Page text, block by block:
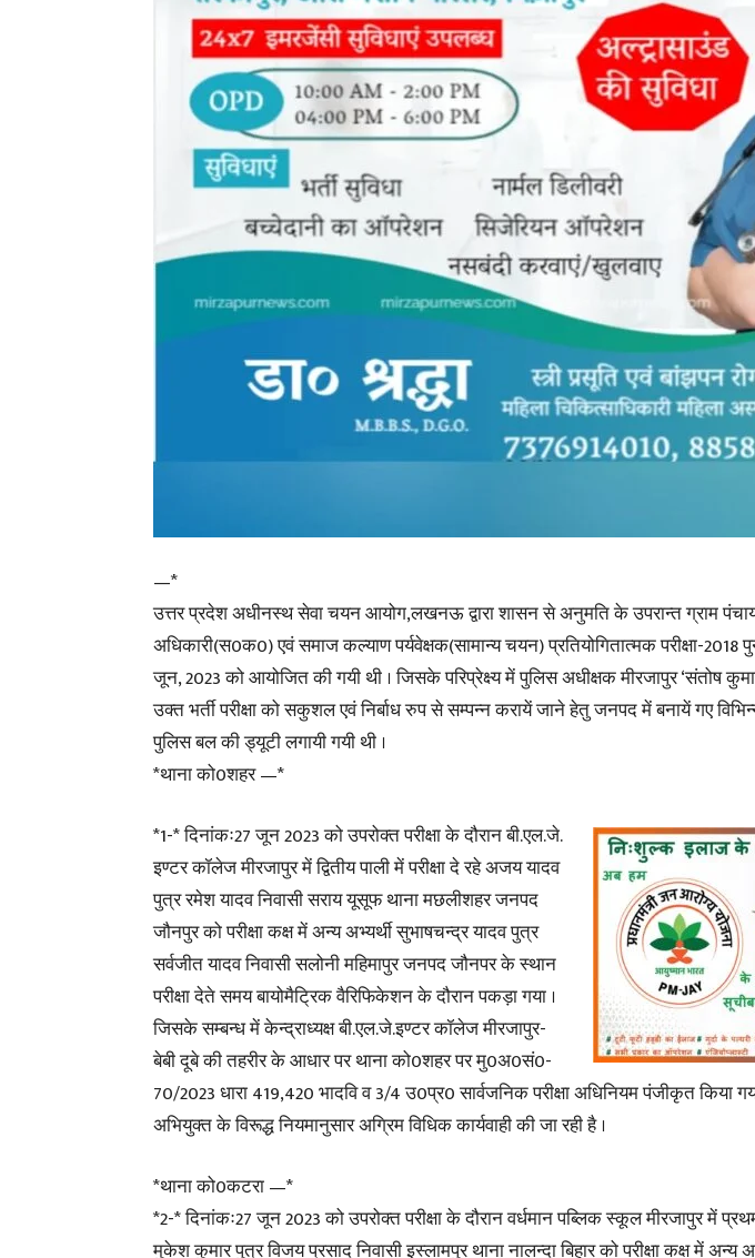
—*
उत्तर प्रदेश अधीनस्थ सेवा चयन आयोग,लखनऊ द्वारा शासन से अनुमति के उपरान्त ग्राम
अधिकारी(स0क0) एवं समाज कल्याण पर्यवेक्षक(सामान्य चयन) प्रतियोगितात्मक परीक्षा-2018
जून, 2023 को आयोजित की गयी थी । जिसके परिप्रेक्ष्य में पुलिस अधीक्षक मीरजापुर ‘संतोष
उक्त भर्ती परीक्षा को सकुशल एवं निर्बाध रुप से सम्पन्न करायें जाने हेतु जनपद में बनायें गए विभिन्न
पुलिस बल की ड्यूटी लगायी गयी थी ।
*थाना को0शहर —*
*1-* दिनांकः27 जून 2023 को उपरोक्त परीक्षा के दौरान बी.एल.जे.
इण्टर कॉलेज मीरजापुर में द्वितीय पाली में परीक्षा दे रहे अजय यादव
पुत्र रमेश यादव निवासी सराय यूसूफ थाना मछलीशहर जनपद
जौनपुर को परीक्षा कक्ष में अन्य अभ्यर्थी सुभाषचन्द्र यादव पुत्र
सर्वजीत यादव निवासी सलोनी महिमापुर जनपद जौनपर के स्थान
परीक्षा देते समय बायोमैट्रिक वैरिफिकेशन के दौरान पकड़ा गया ।
जिसके सम्बन्ध में केन्द्राध्यक्ष बी.एल.जे.इण्टर कॉलेज मीरजापुर-
बेबी दूबे की तहरीर के आधार पर थाना को0शहर पर मु0अ0सं0-
70/2023 धारा 419,420 भादवि व 3/4 उ0प्र0 सार्वजनिक परीक्षा अधिनियम पंजीकृत किया
अभियुक्त के विरूद्ध नियमानुसार अग्रिम विधिक कार्यवाही की जा रही है ।
*थाना को0कटरा —*
*2-* दिनांकः27 जून 2023 को उपरोक्त परीक्षा के दौरान वर्धमान पब्लिक स्कूल मीरजापुर में प्रथम
मुकेश कुमार पुत्र विजय प्रसाद निवासी इस्लामपुर थाना नालन्दा बिहार को परीक्षा कक्ष में अन्य